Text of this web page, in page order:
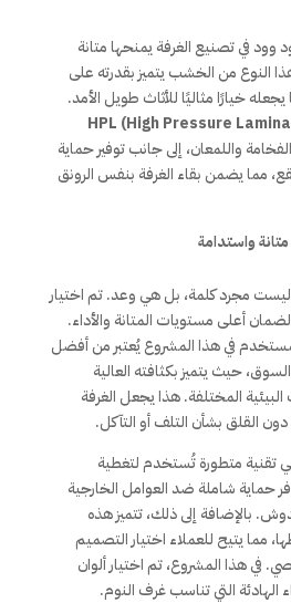
في تصنيع الغرفة يمنحها متانة
النوع من الخشب يتميز بقدرته على
خيارًا مثاليًا للأثاث طويل الأمد.
HPL (High Pressure
واللمعان، إلى جانب توفير حماية
مما يضمن بقاء الغرفة بنفس الرونق
واستدامة
ليست مجرد كلمة، بل هي وعد. تم اختيار
أعلى مستويات المتانة والأداء.
في هذا المشروع يُعتبر من أفضل
حيث يتميز بكثافته العالية
المختلفة. هذا يجعل الغرفة
القلق بشأن التلف أو التآكل.
تقنية متطورة تُستخدم لتغطية
حماية شاملة ضد العوامل الخارجية
بالإضافة إلى ذلك، تتميز هذه
مما يتيح للعملاء اختيار التصميم
في هذا المشروع، تم اختيار ألوان
الهادئة التي تناسب غرف النوم.